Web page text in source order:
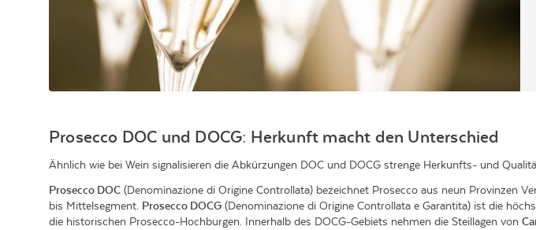
Prosecco DOC und DOCG: Herkunft macht den Unterschied
Ähnlich wie bei Wein signalisieren die Abkürzungen DOC und DOCG strenge Herkunfts- und
Prosecco DOC (Denominazione di Origine Controllata) bezeichnet Prosecco aus neun Provinzen
bis Mittelsegment. Prosecco DOCG (Denominazione di Origine Controllata e Garantita) ist die
die historischen Prosecco-Hochburgen. Innerhalb des DOCG-Gebiets nehmen die Steillagen von